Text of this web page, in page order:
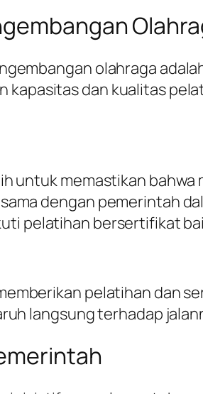
olahraga
dan kualitas
untuk memastikan
dengan pemerintah
pelatihan bersertifikat
pelatihan dan
langsung terhadap